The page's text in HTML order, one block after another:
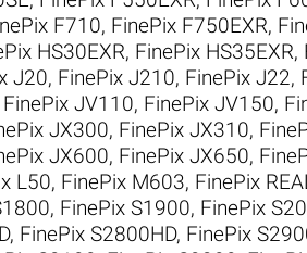
F710, FinePix F750EXR,
HS30EXR, FinePix HS35EXR,
J20, FinePix J210, FinePix J22,
FinePix JV110, FinePix JV150,
JX300, FinePix JX310,
JX600, FinePix JX650,
L50, FinePix M603, FinePix
, FinePix S1900, FinePix
, FinePix S2800HD, FinePix